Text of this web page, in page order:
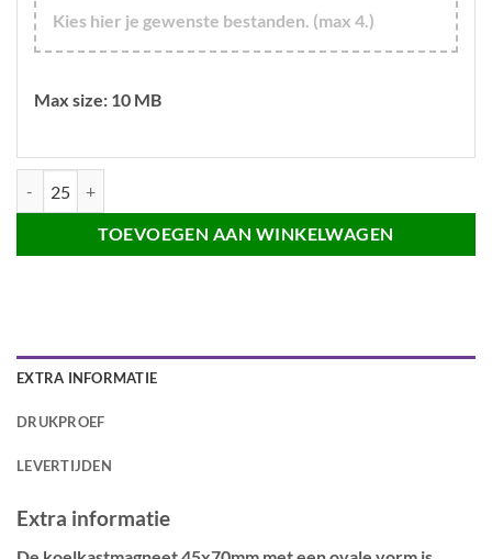
Kies hier je gewenste bestanden. (max 4.)
Max size: 10 MB
TOEVOEGEN AAN WINKELWAGEN
EXTRA INFORMATIE
DRUKPROEF
LEVERTIJDEN
Extra informatie